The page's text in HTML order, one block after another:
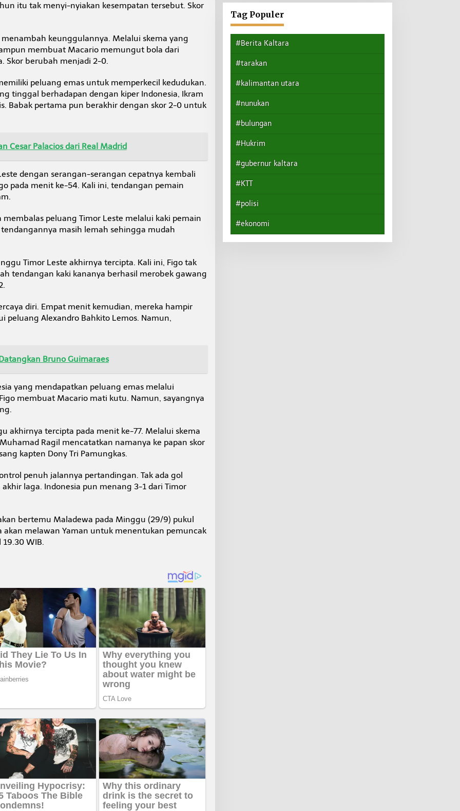
itu tak menyi-nyiakan kesempatan tersebut. Skor
keunggulannya. Melalui skema yang
membuat Macario memungut bola dari
Skor berubah menjadi 2-0.
peluang emas untuk memperkecil kedudukan.
tinggal berhadapan dengan kiper Indonesia, Ikram
Babak pertama pun berakhir dengan skor 2-0 untuk
Cesar Palacios dari Real Madrid
dengan serangan-serangan cepatnya kembali
pada menit ke-54. Kali ini, tendangan pemain
peluang Timor Leste melalui kaki pemain
masih lemah sehingga mudah
Timor Leste akhirnya tercipta. Kali ini, Figo tak
tendangan kaki kananya berhasil merobek gawang
diri. Empat menit kemudian, mereka hampir
peluang Alexandro Bahkito Lemos. Namun,
Bruno Guimaraes
yang mendapatkan peluang emas melalui
membuat Macario mati kutu. Namun, sayangnya
akhirnya tercipta pada menit ke-77. Melalui skema
Ragil mencatatkan namanya ke papan skor
kapten Dony Tri Pamungkas.
penuh jalannya pertandingan. Tak ada gol
laga. Indonesia pun menang 3-1 dari Timor
bertemu Maladewa pada Minggu (29/9) pukul
akan melawan Yaman untuk menentukan pemuncak
WIB.
Tag Populer
#Berita Kaltara
#tarakan
#kalimantan utara
#nunukan
#bulungan
#Hukrim
#gubernur kaltara
#KTT
#polisi
#ekonomi